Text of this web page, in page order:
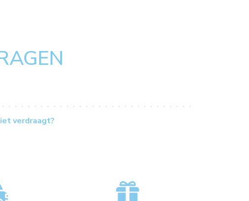
verdraagt?